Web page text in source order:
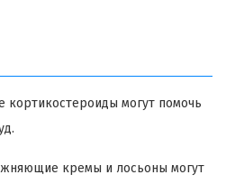
могут помочь
кремы и лосьоны могут